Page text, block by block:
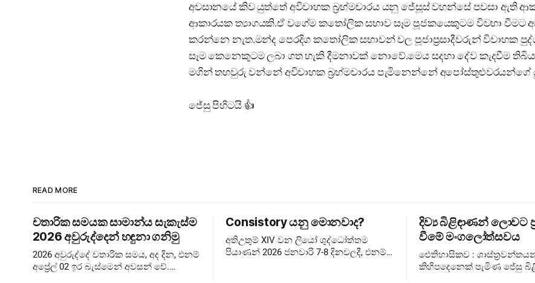
අවසානයේ කිව යුත්තේ අවිවාහක බ්‍රහ්මචාරය යනු ජේසූස් වහන්සේ පවසා ඇති
ආකාරයක ත්‍යාගයකි.ඒ වගේම කතෝලික සභාව සෑම පූජකයෙකුටම විවහා වීමට
කරන්නෙ නැත.මන්ද පෙරදිග කතෝලික සභාවන් වල පූජාප්‍රසාදීවරුන් විවාහක
සෑම කෙනෙකුටම ලබා ගත හැකි දීමනාවක් නොවේ.මෙය සදහා දේව කැදවීම
මගින් තහවුරු වන්නේ අවිවාහක බ්‍රහ්මචාරය පැමිනෙන්නේ අපෝස්තුළුවරයන්ගේ
ජේසු පිහිටයි 👍
READ MORE
චතාරික සමයක සාමාන්ය සැකැස්ම
2026 අවුරුද්දෙන් හඳුනා ගනිමු
2026 අවුරුද්දේ චතාරික සමය, අද දින, එනම්
අප්‍රේල් 02 ඉර බැස්මෙන් අවසන් වේ.
Consistory යනු මොනවාද?
අතිඋතුම් XIV වන ලියෝ ශුද්ධෝත්තම
පියාණන් 2026 ජනවාරි 7-8 දිනවලදී, එනම්
දිව්‍ය බිළිඳාණන් ලොවට
වීමේ මංගලෝත්සවය
ඓතිහාසිකව :
කිහිපදෙනෙක් පැමිණ ජේසු